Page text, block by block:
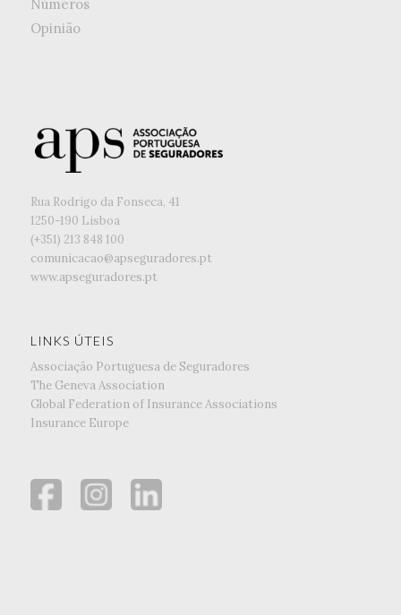
Números
Opinião
Rua Rodrigo da Fonseca, 41
1250-190 Lisboa
(+351) ‭213 848 100
comunicacao@apseguradores.pt
www.apseguradores.pt
LINKS ÚTEIS
Associação Portuguesa de Seguradores
The Geneva Association
Global Federation of Insurance Associations
Insurance Europe